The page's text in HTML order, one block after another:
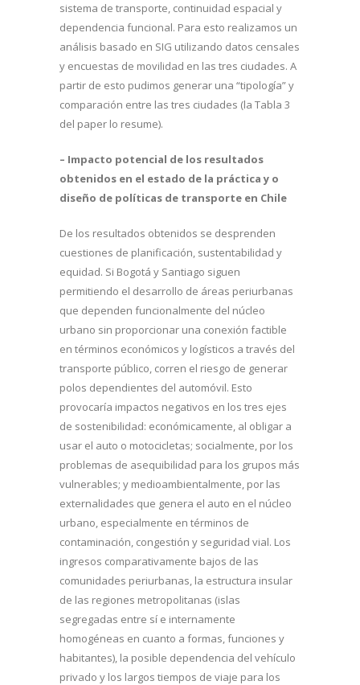
sistema de transporte, continuidad espacial y
dependencia funcional. Para esto realizamos un
análisis basado en SIG utilizando datos censales
y encuestas de movilidad en las tres ciudades. A
partir de esto pudimos generar una “tipología” y
comparación entre las tres ciudades (la Tabla 3
del paper lo resume).
– Impacto potencial de los resultados
obtenidos en el estado de la práctica y o
diseño de políticas de transporte en Chile
De los resultados obtenidos se desprenden
cuestiones de planificación, sustentabilidad y
equidad. Si Bogotá y Santiago siguen
permitiendo el desarrollo de áreas periurbanas
que dependen funcionalmente del núcleo
urbano sin proporcionar una conexión factible
en términos económicos y logísticos a través del
transporte público, corren el riesgo de generar
polos dependientes del automóvil. Esto
provocaría impactos negativos en los tres ejes
de sostenibilidad: económicamente, al obligar a
usar el auto o motocicletas; socialmente, por los
problemas de asequibilidad para los grupos más
vulnerables; y medioambientalmente, por las
externalidades que genera el auto en el núcleo
urbano, especialmente en términos de
contaminación, congestión y seguridad vial. Los
ingresos comparativamente bajos de las
comunidades periurbanas, la estructura insular
de las regiones metropolitanas (islas
segregadas entre sí e internamente
homogéneas en cuanto a formas, funciones y
habitantes), la posible dependencia del vehículo
privado y los largos tiempos de viaje para los